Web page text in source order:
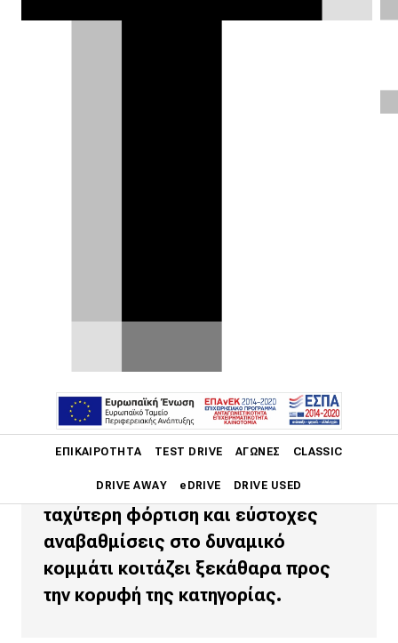
ΕΠΙΚΑΙΡΌΤΗΤΑ TEST DRIVE ΑΓΏΝΕΣ CLASSIC
DRIVE AWAY eDRIVE DRIVE USED
Main navigation
Επικαιρότητα
Νέα μοντέλα
Δοκιμάζουμε στην
Toyota bZ4X
To ανανεωμένο Toyota bZ4X, με
ισχυρότερο ηλεκτρομοτέρ,
βελτιωμένη αποδοτικότητα,
ταχύτερη φόρτιση και εύστοχες
αναβαθμίσεις στο δυναμικό
κομμάτι κοιτάζει ξεκάθαρα προς
την κορυφή της κατηγορίας.